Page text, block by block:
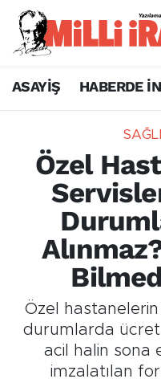
ASAYİŞ HABERDE
Özel
Özel
durumlarda ücret
acil halin sona
imzalatılan